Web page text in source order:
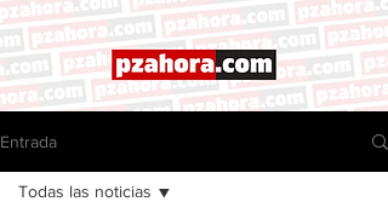
Entrada
Todas las noticias